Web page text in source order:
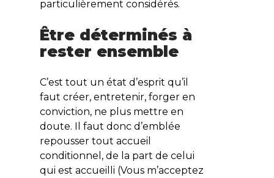
particulièrement considérés.
Être déterminés à
rester ensemble
C’est tout un état d’esprit qu’il
faut créer, entretenir, forger en
conviction, ne plus mettre en
doute. Il faut donc d’emblée
repousser tout accueil
conditionnel, de la part de celui
qui est accueilli (Vous m’acceptez